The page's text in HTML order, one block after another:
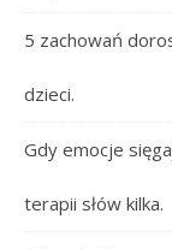
5 zachowań
dzieci.
Gdy emocje
terapii słów kilka.